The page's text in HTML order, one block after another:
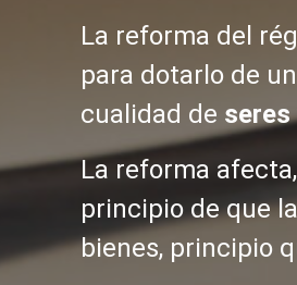
La reforma del
para dotarlo de
cualidad de
La reforma
principio de que
bienes, principio